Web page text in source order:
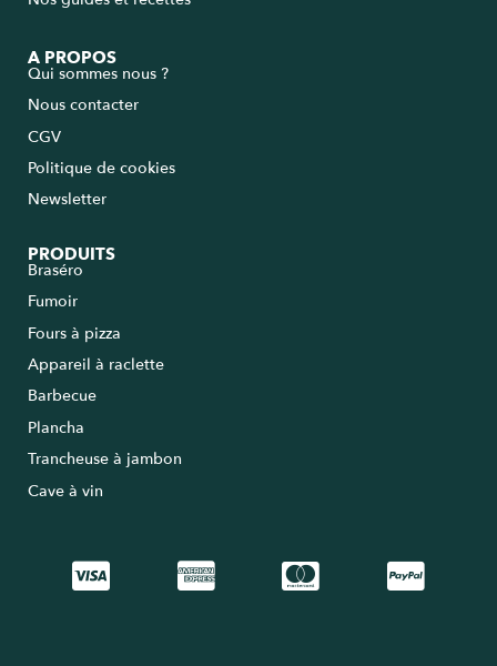
A PROPOS
Qui sommes nous ?
Nous contacter
CGV
Politique de cookies
Newsletter
PRODUITS
Braséro
Fumoir
Fours à pizza
Appareil à raclette
Barbecue
Plancha
Trancheuse à jambon
Cave à vin